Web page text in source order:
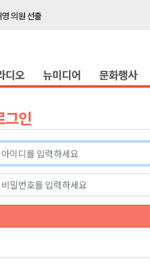
의원 선출
프로그램 신설
땀
확대 운영
고 사업장 점검
원 표심은
영 의원 선출
생 주의 당부
경상
디오 뉴미디어 문화행사
그인